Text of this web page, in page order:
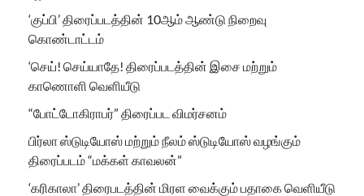
‘குப்பி’ திரைப்படத்தின் 10ஆம் ஆண்டு நிறைவு
கொண்டாட்டம்
‘செய்! செய்யாதே! திரைப்படத்தின் இசை மற்றும்
காணொளி வெளியீடு
“போட்டோகிராபர்” திரைப்பட விமர்சனம்
பிர்லா ஸ்டுடியோஸ் மற்றும் நீலம் ஸ்டுடியோஸ் வழங்கும்
திரைப்படம் “மக்கள் காவலன்”
‘கரிகாலா’ திரைபடத்தின் மிரள வைக்கும் பதாகை வெளியீடு